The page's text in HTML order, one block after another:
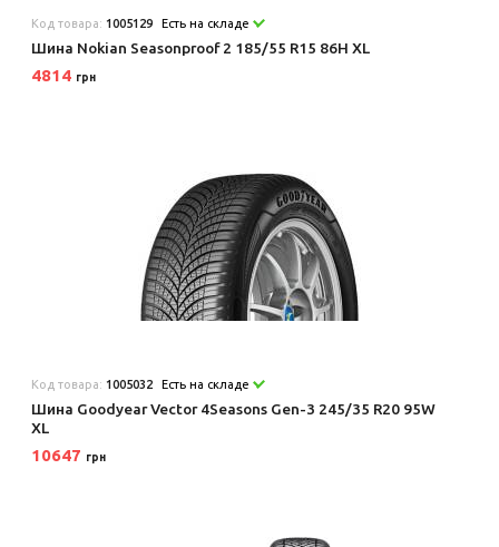
Код товара: 1005129 Есть на складе
Шина Nokian Seasonproof 2 185/55 R15 86H XL
4814 грн
Код товара: 1005032 Есть на складе
Шина Goodyear Vector 4Seasons Gen-3 245/35 R20 95W
XL
10647 грн